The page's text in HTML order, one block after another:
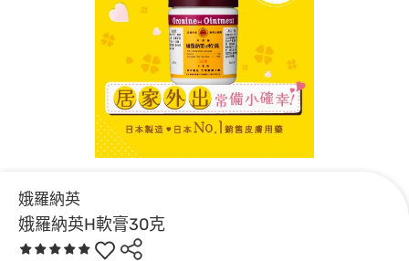
娥羅納英
娥羅納英H軟膏30克